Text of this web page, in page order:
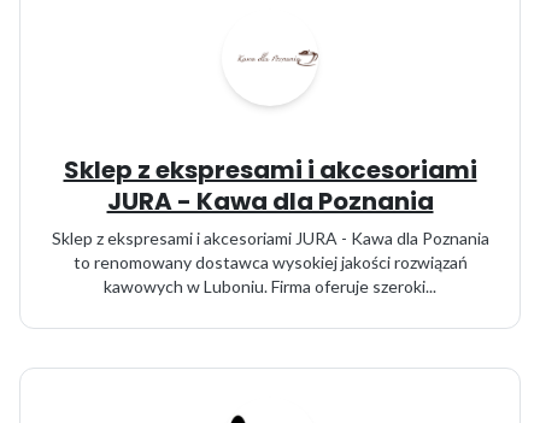
Sklep z ekspresami i akcesoriami
JURA - Kawa dla Poznania
Sklep z ekspresami i akcesoriami JURA - Kawa dla Poznania
to renomowany dostawca wysokiej jakości rozwiązań
kawowych w Luboniu. Firma oferuje szeroki...